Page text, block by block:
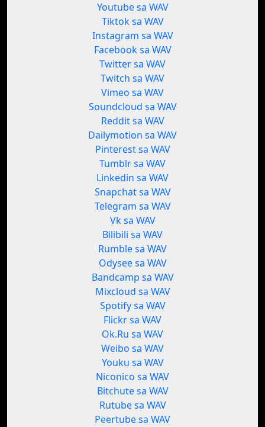
Youtube sa WAV
Tiktok sa WAV
Instagram sa WAV
Facebook sa WAV
Twitter sa WAV
Twitch sa WAV
Vimeo sa WAV
Soundcloud sa WAV
Reddit sa WAV
Dailymotion sa WAV
Pinterest sa WAV
Tumblr sa WAV
Linkedin sa WAV
Snapchat sa WAV
Telegram sa WAV
Vk sa WAV
Bilibili sa WAV
Rumble sa WAV
Odysee sa WAV
Bandcamp sa WAV
Mixcloud sa WAV
Spotify sa WAV
Flickr sa WAV
Ok.Ru sa WAV
Weibo sa WAV
Youku sa WAV
Niconico sa WAV
Bitchute sa WAV
Rutube sa WAV
Peertube sa WAV